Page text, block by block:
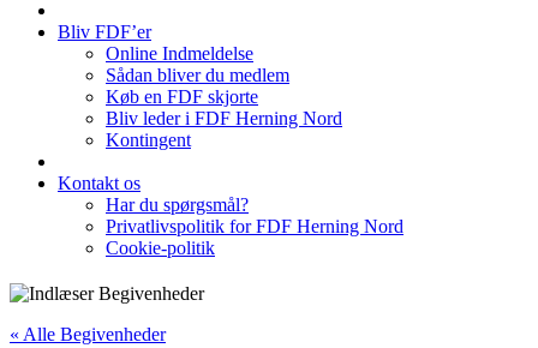
Bliv FDF’er
Online Indmeldelse
Sådan bliver du medlem
Køb en FDF skjorte
Bliv leder i FDF Herning Nord
Kontingent
Kontakt os
Har du spørgsmål?
Privatlivspolitik for FDF Herning Nord
Cookie-politik
« Alle Begivenheder